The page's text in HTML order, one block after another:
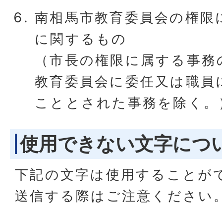
南相馬市教育委員会の権限
に関するもの
（市長の権限に属する事
教育委員会に委任又は職
こととされた事務を除く。
使用できない文字につ
下記の文字は使用することが
送信する際はご注意ください